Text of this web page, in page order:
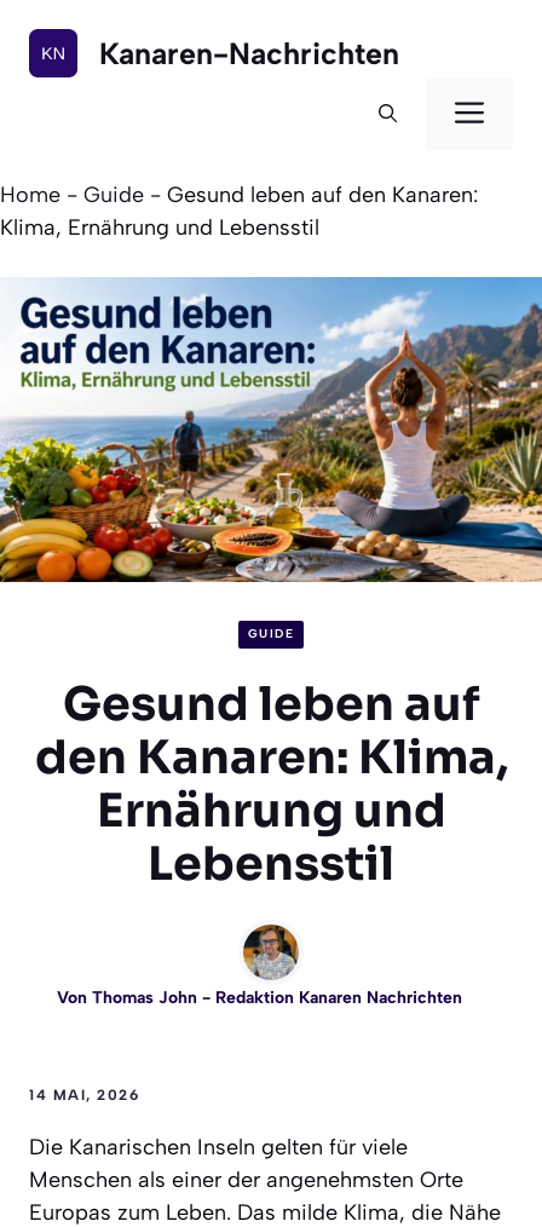
Inhalt
springen
Kanaren-Nachrichten
Home - Guide - Gesund leben auf den Kanaren:
Klima, Ernährung und Lebensstil
GUIDE
Gesund leben auf
den Kanaren: Klima,
Ernährung und
Lebensstil
Von Thomas John- Redaktion Kanaren Nachrichten
14 MAI, 2026
Die Kanarischen Inseln gelten für viele
Menschen als einer der angenehmsten Orte
Europas zum Leben. Das milde Klima, die Nähe